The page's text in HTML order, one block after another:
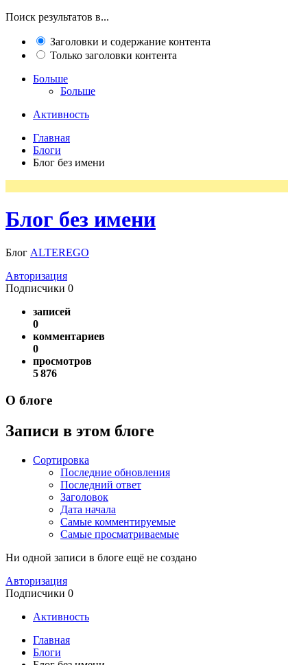
Поиск результатов в...
Заголовки и содержание контента
Только заголовки контента
Больше
Больше
Активность
Главная
Блоги
Блог без имени
Блог без имени
Блог ALTEREGO
Авторизация
Подписчики 0
записей
0
комментариев
0
просмотров
5 876
О блоге
Записи в этом блоге
Сортировка
Последние обновления
Последний ответ
Заголовок
Дата начала
Самые комментируемые
Самые просматриваемые
Ни одной записи в блоге ещё не создано
Авторизация
Подписчики 0
Активность
Главная
Блоги